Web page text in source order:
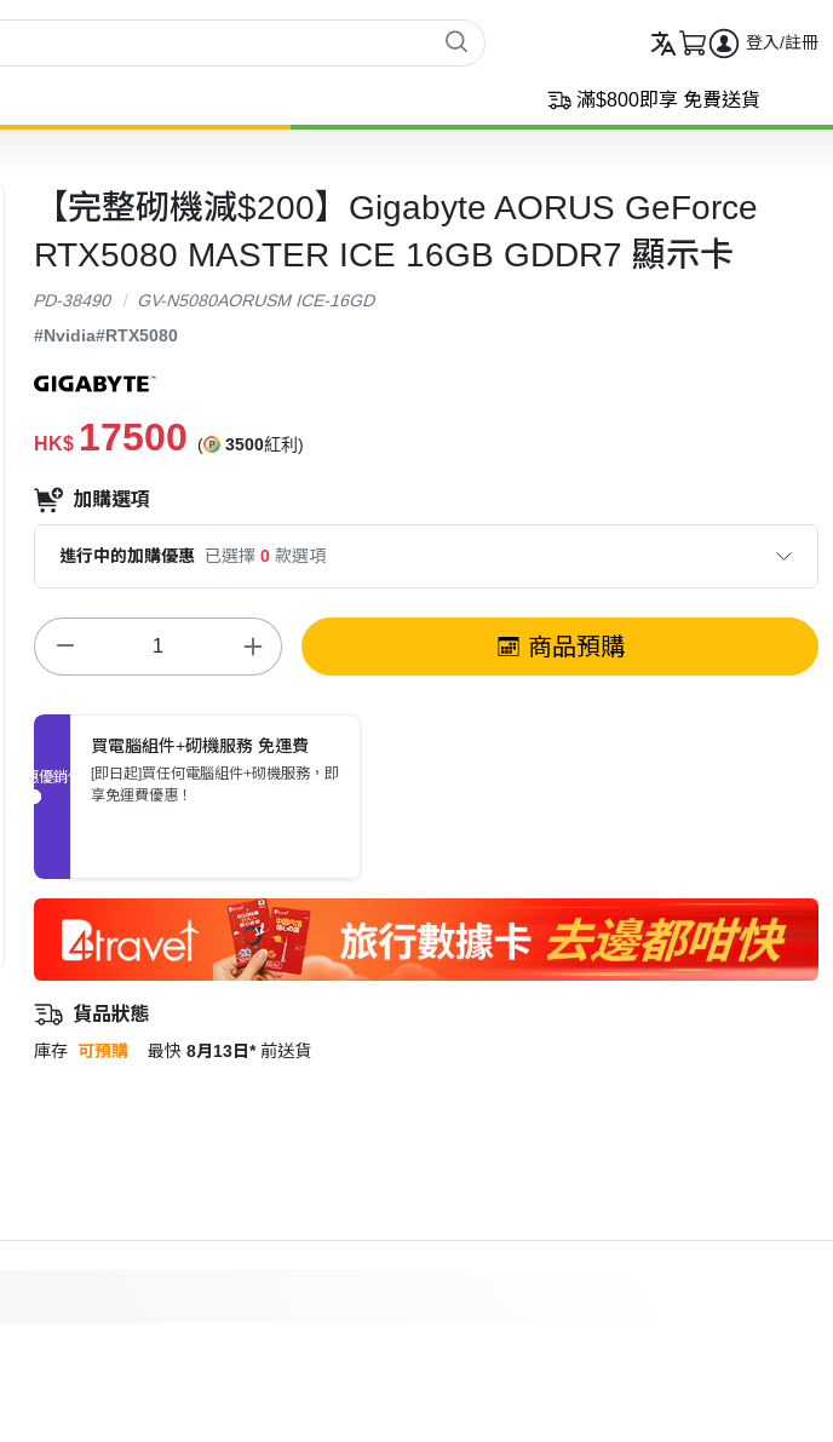
登入/註冊
滿$800即享 免費送貨
【完整砌機減$200】Gigabyte AORUS GeForce
RTX5080 MASTER ICE 16GB GDDR7 顯示卡
PD-38490
GV-N5080AORUSM ICE-16GD
#Nvidia#RTX5080
HK$ 17500 ( 3500紅利)
加購選項
進行中的加購優惠 已選擇 0 款選項
商品預購
促銷優惠
買電腦組件+砌機服務 免運費
[即日起]買任何電腦組件+砌機服務，即
享免運費優惠！
貨品狀態
庫存 可預購 最快 8月13日* 前送貨